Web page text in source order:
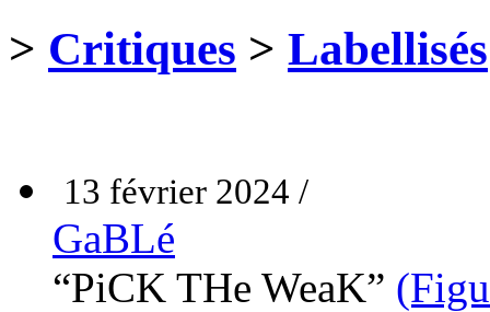
> Critiques > Labellisés
13 février 2024 /
GaBLé
“PiCK THe WeaK”